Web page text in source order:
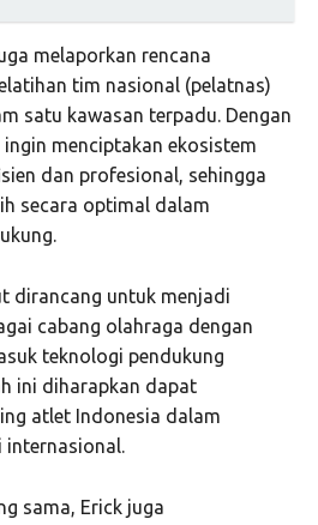
melaporkan rencana
tim nasional (pelatnas)
satu kawasan terpadu. Dengan
menciptakan ekosistem
dan profesional, sehingga
secara optimal dalam
dirancang untuk menjadi
cabang olahraga dengan
teknologi pendukung
ini diharapkan dapat
atlet Indonesia dalam
internasional.
sama, Erick juga